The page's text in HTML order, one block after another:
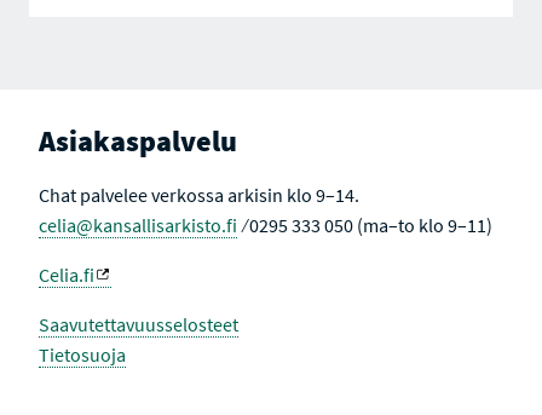
Asiakaspalvelu
Chat palvelee verkossa arkisin klo 9–14.
celia@kansallisarkisto.fi ⁄ 0295 333 050 (ma–to klo 9–11)
Celia.fi
Saavutettavuusselosteet
Tietosuoja